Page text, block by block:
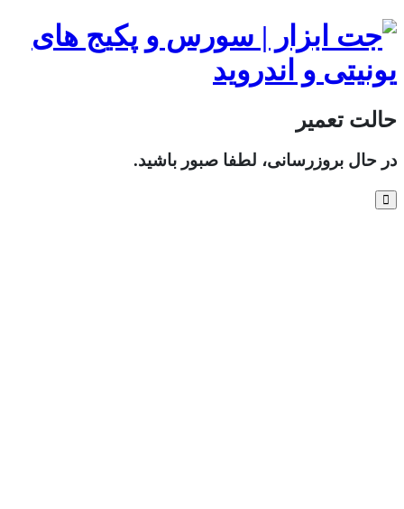
حالت تعمیر
در حال بروزرسانی، لطفا صبور باشید.